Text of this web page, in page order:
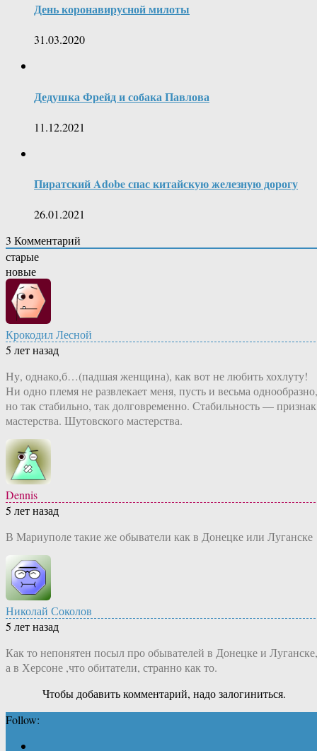
День коронавирусной милоты
31.03.2020
Дедушка Фрейд и собака Павлова
11.12.2021
Пиратский Adobe спас китайскую железную дорогу
26.01.2021
3 Комментарий
старые
новые
Крокодил Лесной
5 лет назад
Ну, однако,б…(падшая женщина), как вот не любить хохлуту!
Ни одно племя не развлекает меня, пусть и весьма однообразно,
но так стабильно, так долговременно. Стабильность — признак
мастерства. Шутовского мастерства.
Dennis
5 лет назад
В Мариуполе такие же обыватели как в Донецке или Луганске
Николай Соколов
5 лет назад
Как то непонятен посыл про обывателей в Донецке и Луганске,
а в Херсоне ,что обитатели, странно как то.
Чтобы добавить комментарий, надо залогиниться.
Follow: